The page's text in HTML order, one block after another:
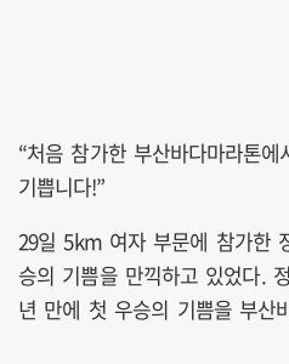
“처음 참가한 부산바다마라톤
기쁩니다!”
29일 5km 여자 부문에 참가한
승의 기쁨을 만끽하고 있었다.
년 만에 첫 우승의 기쁨을 부산